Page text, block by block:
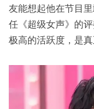
友能想起他在节目
任《超级女声》的
极高的活跃度，是真